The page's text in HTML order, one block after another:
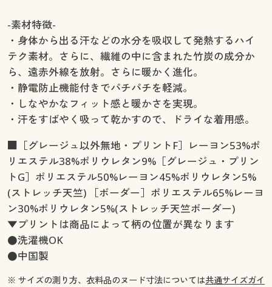
-素材特徴-
・身体から出る汗などの水分を吸収して発熱するハイ
テク素材。さらに、繊維の中に含まれた竹炭の成分か
ら、遠赤外線を放射。さらに暖かく進化。
・静電防止機能付きでパチパチを軽減。
・しなやかなフィット感と暖かさを実現。
・汗をすばやく吸って乾かすので、ドライな着用感。
■［グレージュ以外無地・プリントF］レーヨン53%ポ
リエステル38%ポリウレタン9%［グレージュ・プリン
トG］ポリエステル50%レーヨン45%ポリウレタン5%
(ストレッチ天竺) ［ボーダー］ポリエステル65%レーヨ
ン30%ポリウレタン5%(ストレッチ天竺ボーダー)
▼プリントは商品によって柄の位置が異なります
●洗濯機OK
●中国製
※ サイズの測り方、衣料品のヌード寸法については共通サイズガイ